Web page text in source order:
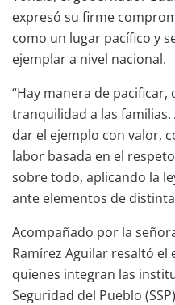
expresó su firme
como un lugar pacífico y
ejemplar a nivel nacional.
“Hay manera de
tranquilidad a las familias.
dar el ejemplo con valor,
labor basada en el
sobre todo, aplicando la
ante elementos de
Acompañado por la
Ramírez Aguilar resaltó el
quienes integran las
Seguridad del Pueblo